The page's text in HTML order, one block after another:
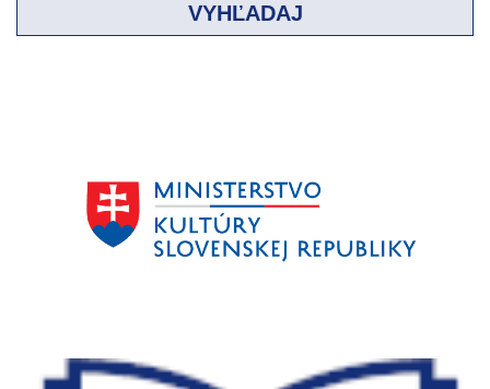
VYHĽADAJ